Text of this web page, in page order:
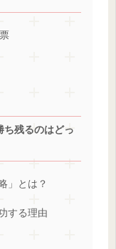
ち残るのはどっ
」とは？
する理由